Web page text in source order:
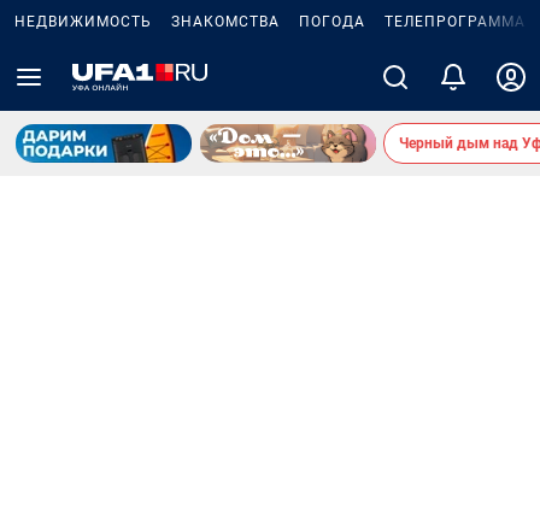
НЕДВИЖИМОСТЬ ЗНАКОМСТВА ПОГОДА ТЕЛЕПРОГРАММА
Черный дым над